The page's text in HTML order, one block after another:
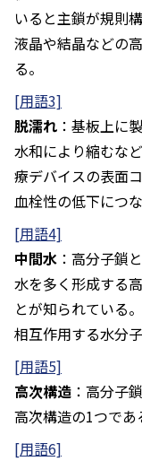
いると主鎖が規則
液晶や結晶などの
る。
[用語3]
脱濡れ ：基板上に
水和により縮むな
療デバイスの表面
血栓性の低下につな
[用語4]
中間水 ：高分子鎖
水を多く形成する
とが知られている
相互作用する水分
[用語5]
高次構造 ：高分子
高次構造の1つであ
[用語6]